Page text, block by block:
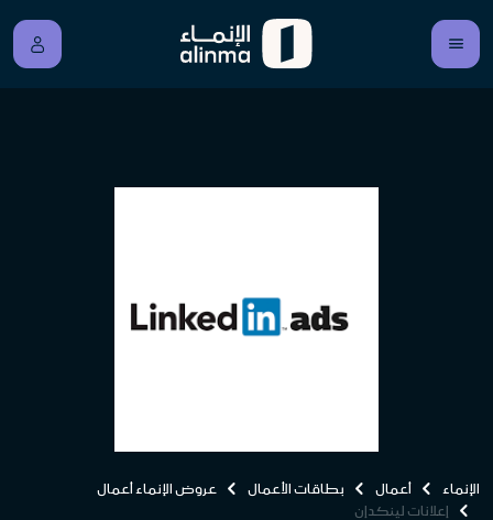
الإنماء أعمال بطاقات الأعمال
عروض الإنماء أعمال
إعلانات لينكدإن